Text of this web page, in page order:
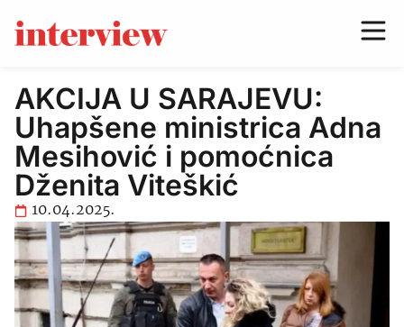
AKCIJA U SARAJEVU:
Uhapšene ministrica Adna
Mesihović i pomoćnica
Dženita Viteškić
10.04.2025.